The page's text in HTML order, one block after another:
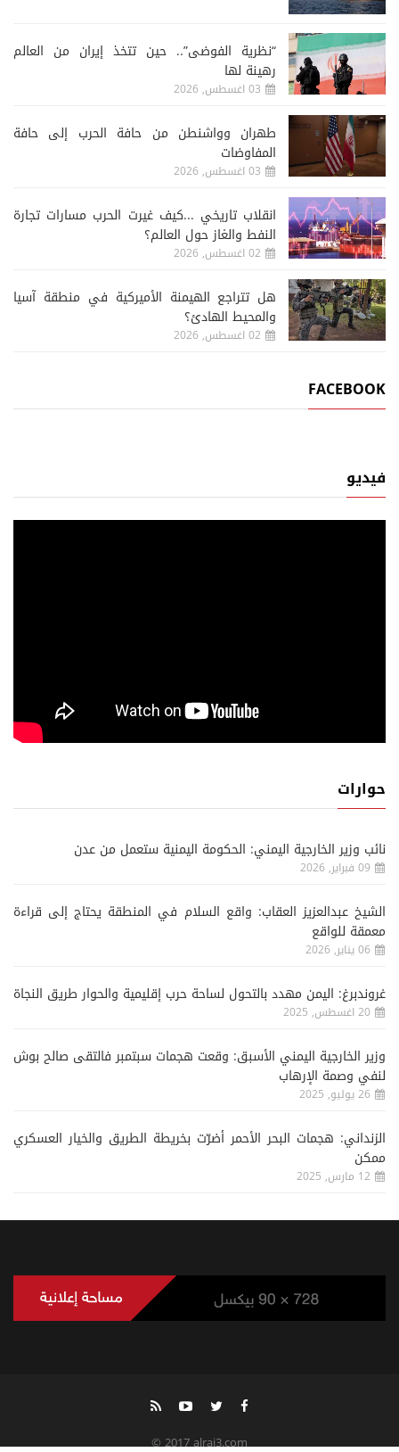
“نظرية الفوضى”.. حين تتخذ إيران من العالم
رهينة لها
03 اغسطس, 2026
طهران وواشنطن من حافة الحرب إلى حافة
المفاوضات
03 اغسطس, 2026
انقلاب تاريخي ...كيف غيرت الحرب مسارات تجارة
النفط والغاز حول العالم؟
02 اغسطس, 2026
هل تتراجع الهيمنة الأميركية في منطقة آسيا
والمحيط الهادئ؟
02 اغسطس, 2026
FACEBOOK
فيديو
حوارات
نائب وزير الخارجية اليمني: الحكومة اليمنية ستعمل من عدن
09 فبراير, 2026
الشيخ عبدالعزيز العقاب: واقع السلام في المنطقة يحتاج إلى قراءة
معمقة للواقع
06 يناير, 2026
غروندبرغ: اليمن مهدد بالتحول لساحة حرب إقليمية والحوار طريق النجاة
20 اغسطس, 2025
وزير الخارجية اليمني الأسبق: وقعت هجمات سبتمبر فالتقى صالح بوش
لنفي وصمة الإرهاب
26 يوليو, 2025
الزنداني: هجمات البحر الأحمر أضرّت بخريطة الطريق والخيار العسكري
ممكن
12 مارس, 2025
© 2017 alrai3.com